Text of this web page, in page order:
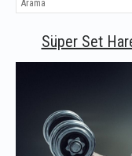
Süper Set